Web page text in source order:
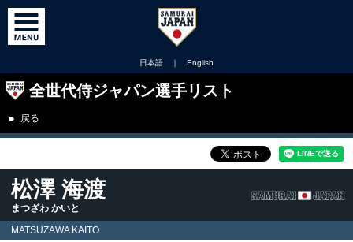
日本語 ｜ English
全世代侍ジャパン選手リスト
戻る
松澤 海渡
まつざわ かいと
MATSUZAWA KAITO